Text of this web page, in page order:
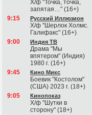
Х/ф "Точка, точка,
запятая…" (16+)
9:15
Русский Иллюзион
Х/ф "Шерлок Холмс.
Галифакс" (16+)
9:00
Индия ТВ
Драма "Мы
впятером" (Индия)
1980 г. (16+)
9:45
Кино Микс
Боевик "Костолом"
(США) 2023 г. (18+)
9:05
Кинопоказ
Х/ф "Шутки в
сторону" (18+)